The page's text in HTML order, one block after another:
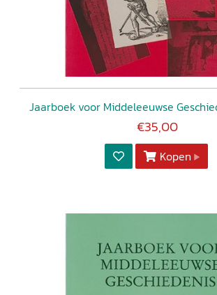
Jaarboek voor Middeleeuwse
€35,00
Kopen